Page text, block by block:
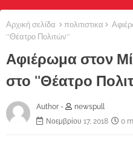
Αρχική σελίδα πολιτιστικα
''Θέατρο Πολιτών''
Αφιέρωμα στον
στο ''Θέατρο
Author -
newspull
Νοεμβρίου 17, 2018
0